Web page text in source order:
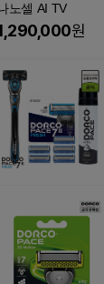
노셀 AI TV
원